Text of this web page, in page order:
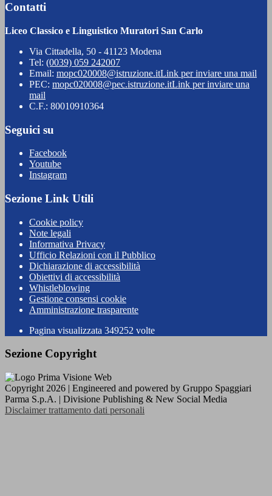
Contatti
Liceo Classico e Linguistico Muratori San Carlo
Via Cittadella, 50 - 41123 Modena
Tel: (0039) 059 242007
Email: mopc020008@istruzione.itLink per inviare una mail
PEC: mopc020008@pec.istruzione.itLink per inviare una
mail
C.F.: 80010910364
Seguici su
Facebook
Youtube
Instagram
Sezione Link Utili
Cookie policy
Note legali
Informativa Privacy
Ufficio Relazioni con il Pubblico
Dichiarazione di accessibilità
Obiettivi di accessibilità
Whistleblowing
Gestione consensi cookie
Amministrazione trasparente
Pagina visualizzata 349252 volte
Sezione Copyright
Copyright 2026 | Engineered and powered by Gruppo Spaggiari
Parma S.p.A. | Divisione Publishing & New Social Media
Disclaimer trattamento dati personali